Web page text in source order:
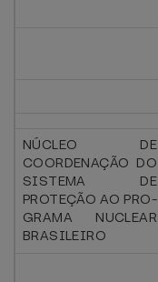
NÚCLEO DE
COORDENAÇÃO DO
SISTEMA DE
PROTEÇÃO AO PRO-
GRAMA NUCLEAR
BRASILEIRO